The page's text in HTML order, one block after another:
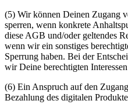
(5) Wir können Deinen Zugang
sperren, wenn konkrete
diese AGB und/oder geltendes
wenn wir ein sonstiges
Sperrung haben. Bei der
wir Deine berechtigten
(6) Ein Anspruch auf den
Bezahlung des digitalen